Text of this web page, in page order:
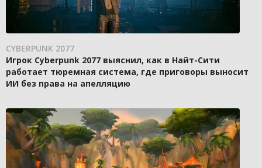
CYBERPUNK 2077
Игрок Cyberpunk 2077 выяснил, как в Найт-Сити
работает тюремная система, где приговоры выносит
ИИ без права на апелляцию